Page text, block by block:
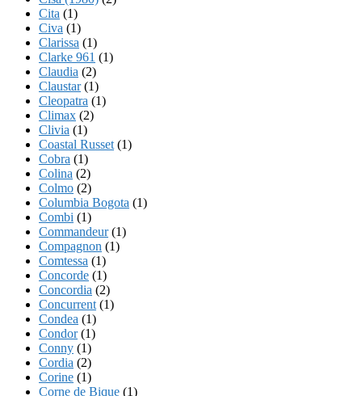
Cita (1)
Civa (1)
Clarissa (1)
Clarke 961 (1)
Claudia (2)
Claustar(1)
Cleopatra (1)
Climax (2)
Clivia (1)
Coastal Russet (1)
Cobra (1)
Colina (2)
Colmo (2)
Columbia Bogota (1)
Combi (1)
Commandeur(1)
Compagnon (1)
Comtessa (1)
Concorde (1)
Concordia (2)
Concurrent (1)
Condea (1)
Condor(1)
Conny (1)
Cordia (2)
Corine (1)
Corne de Bique (1)